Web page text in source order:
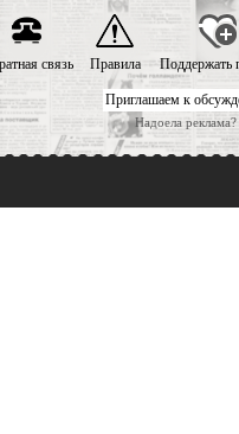
Приглашаем к
Надоела
связь Правила Поддержать